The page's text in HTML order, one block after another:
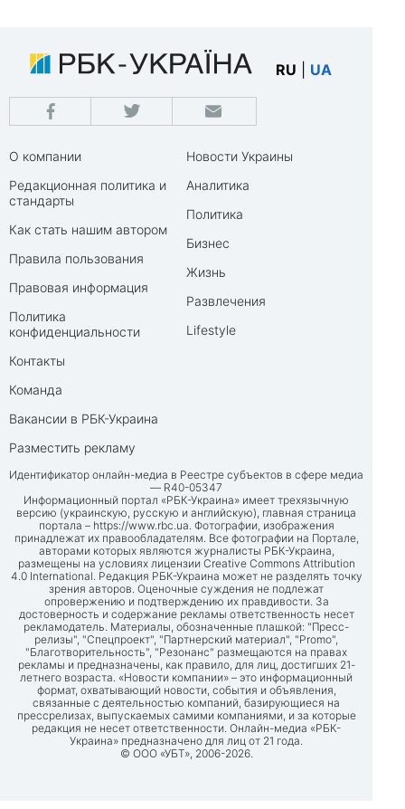
RU UA
О компании
Редакционная политика и
стандарты
Как стать нашим автором
Правила пользования
Правовая информация
Политика
конфиденциальности
Контакты
Команда
Вакансии в РБК-Украина
Разместить рекламу
Новости Украины
Аналитика
Политика
Бизнес
Жизнь
Развлечения
Lifestyle
Идентификатор онлайн-медиа в Реестре субъектов в сфере медиа
— R40-05347
Информационный портал «РБК-Украина» имеет трехязычную
версию (украинскую, русскую и английскую), главная страница
портала – https://www.rbc.ua. Фотографии, изображения
принадлежат их правообладателям. Все фотографии на Портале,
авторами которых являются журналисты РБК-Украина,
размещены на условиях лицензии Creative Commons Attribution
4.0 International. Редакция РБК-Украина может не разделять точку
зрения авторов. Оценочные суждения не подлежат
опровержению и подтверждению их правдивости. За
достоверность и содержание рекламы ответственность несет
рекламодатель. Материалы, обозначенные плашкой: "Пресс-
релизы", "Спецпроект", "Партнерский материал", "Promo",
"Благотворительность", "Резонанс" размещаются на правах
рекламы и предназначены, как правило, для лиц, достигших 21-
летнего возраста. «Новости компании» – это информационный
формат, охватывающий новости, события и объявления,
связанные с деятельностью компаний, базирующиеся на
прессрелизах, выпускаемых самими компаниями, и за которые
редакция не несет ответственности. Онлайн-медиа «РБК-
Украина» предназначено для лиц от 21 года.
© ООО «УБТ», 2006-2026.